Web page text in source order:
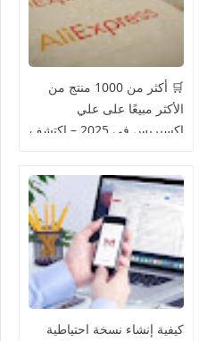
🛒 أكثر من 1000 منتج من
الأكثر مبيعًا على علي
إكسبريس في 2025 – اكتشف
كيفية إنشاء نسخة احتياطية